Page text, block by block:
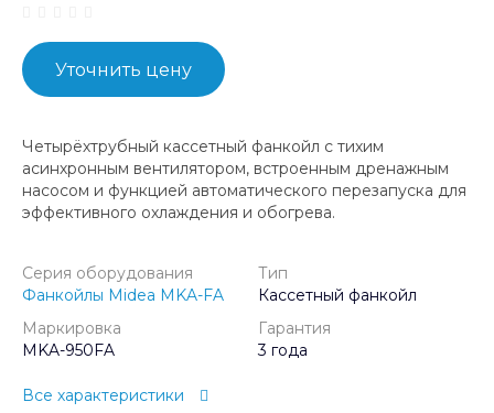
Уточнить цену
Четырёхтрубный кассетный фанкойл с тихим
асинхронным вентилятором, встроенным дренажным
насосом и функцией автоматического перезапуска для
эффективного охлаждения и обогрева.
Серия оборудования
Фанкойлы Midea MKA-FA
Тип
Кассетный фанкойл
Маркировка
MKA-950FA
Гарантия
3 года
Все характеристики